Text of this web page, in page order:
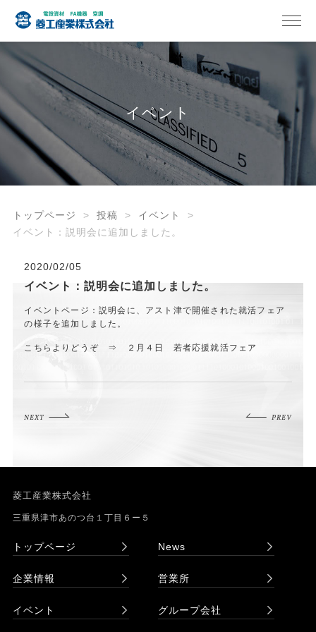
イベント
トップページ 投稿
イベント
イベント：説明会に追加しました。
2020/02/05
イベント：説明会に追加しました。
イベントページ：説明会に、アスト津で開催された就活フェア
の様子を追加しました。
こちらよりどうぞ ⇒ ２月４日 若者応援就活フェア
NEXT PREV
菱工産業株式会社
三重県津市あのつ台１丁目６ー５
トップページ News
企業情報 営業所
イベント グループ会社